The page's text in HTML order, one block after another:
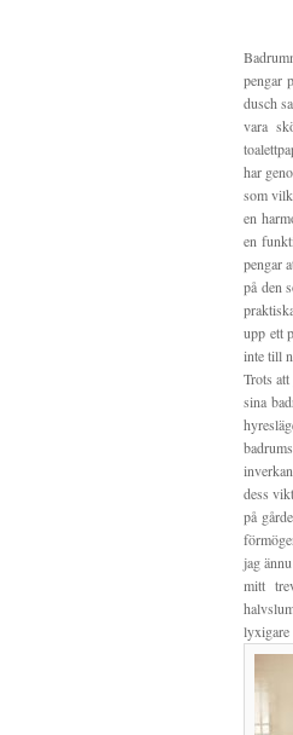
pengar
dusch
vara
har
som
en
en
pengar
på den
upp ett
inte till
Trots
sina
dess
på
jag
mitt